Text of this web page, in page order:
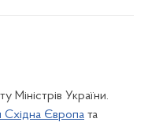
Міністрів України.
Європа та